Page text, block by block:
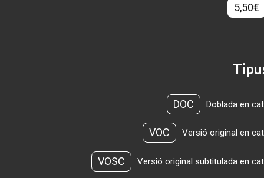
5,50€
DOC Doblada en
VOC Versió original en
VOSC Versió original subtitulada en